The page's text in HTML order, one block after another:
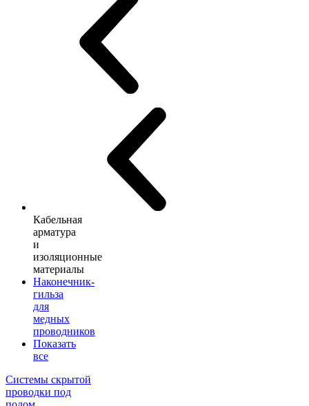
Кабельная
арматура
и
изоляционные
материалы
Наконечник-
гильза
для
медных
проводников
Показать
все
Системы скрытой
проводки под